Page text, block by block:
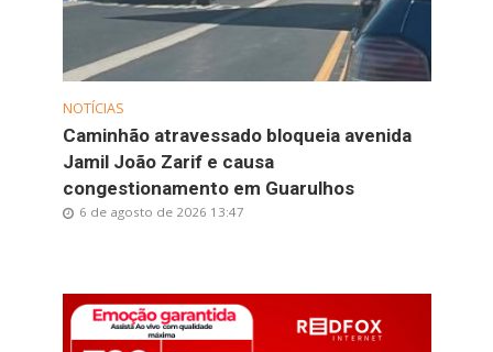
NOTÍCIAS
Caminhão atravessado bloqueia avenida
Jamil João Zarif e causa
congestionamento em Guarulhos
6 de agosto de 2026 13:47